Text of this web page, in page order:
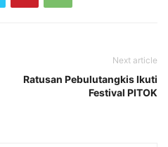
Next article
Ratusan Pebulutangkis Ikuti
Festival PITOK